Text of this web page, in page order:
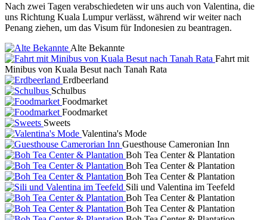
Nach zwei Tagen verabschiedeten wir uns auch von Valentina, die
uns Richtung Kuala Lumpur verlässt, während wir weiter nach
Penang ziehen, um das Visum für Indonesien zu beantragen.
Alte Bekannte
Fahrt mit
Minibus von Kuala Besut nach Tanah Rata
Erdbeerland
Schulbus
Foodmarket
Foodmarket
Sweets
Valentina's Mode
Guesthouse Cameronian Inn
Boh Tea Center & Plantation
Boh Tea Center & Plantation
Boh Tea Center & Plantation
Sili und Valentina im Teefeld
Boh Tea Center & Plantation
Boh Tea Center & Plantation